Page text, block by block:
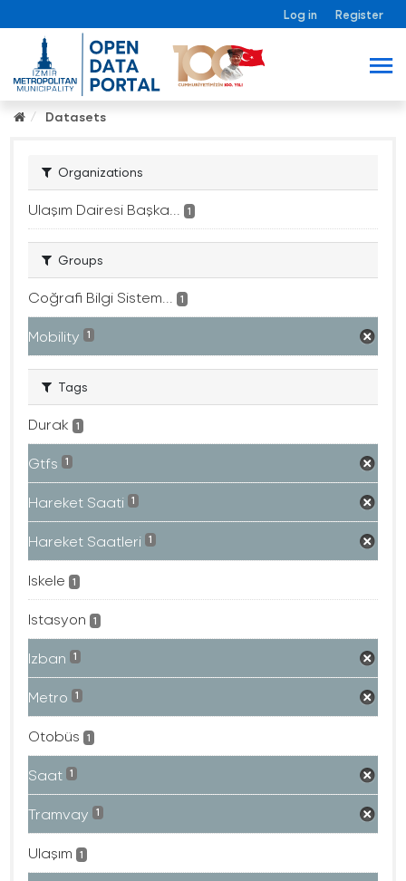
Log in Register
Datasets
Organizations
Ulaşım Dairesi Başka... 1
Groups
Coğrafi Bilgi Sistem... 1
Mobility 1
Tags
Durak 1
Gtfs 1
Hareket Saati 1
Hareket Saatleri 1
Iskele 1
Istasyon 1
Izban 1
Metro 1
Otobüs 1
Saat 1
Tramvay 1
Ulaşım 1